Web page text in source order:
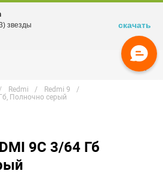
Redmi
Redmi 9
Полночно серый
9C 3/64 Гб
звезды
скачать